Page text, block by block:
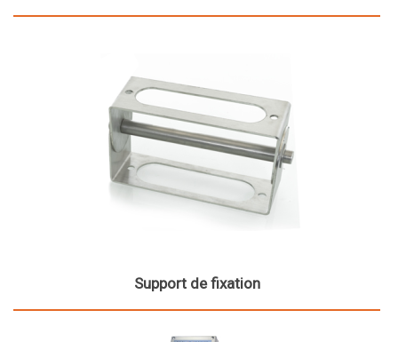
Support de fixation